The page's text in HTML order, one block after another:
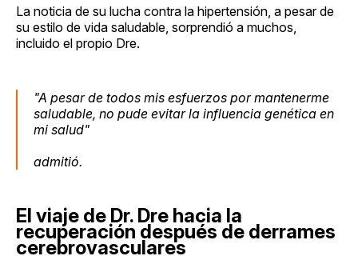
La noticia de su lucha contra la hipertensión, a pesar de
su estilo de vida saludable, sorprendió a muchos,
incluido el propio Dre.
"A pesar de todos mis esfuerzos por mantenerme
saludable, no pude evitar la influencia genética en
mi salud"
admitió.
El viaje de Dr. Dre hacia la
recuperación después de derrames
cerebrovasculares